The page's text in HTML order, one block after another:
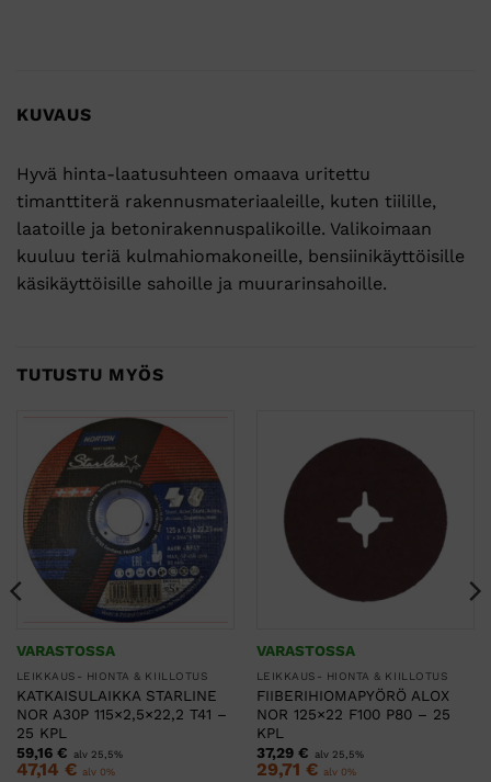
KUVAUS
Hyvä hinta-laatusuhteen omaava uritettu
timanttiterä rakennusmateriaaleille, kuten tiilille,
laatoille ja betonirakennuspalikoille. Valikoimaan
kuuluu teriä kulmahiomakoneille, bensiinikäyttöisille
käsikäyttöisille sahoille ja muurarinsahoille.
TUTUSTU MYÖS
VARASTOSSA
LEIKKAUS- HIONTA & KIILLOTUS
KATKAISULAIKKA STARLINE
NOR A30P 115×2,5×22,2 T41 –
25 KPL
59,16 € alv 25,5%
47,14 € alv 0%
VARASTOSSA
LEIKKAUS- HIONTA & KIILLOTUS
FIIBERIHIOMAPYÖRÖ ALOX
NOR 125×22 F100 P80 – 25
KPL
37,29 € alv 25,5%
29,71 € alv 0%